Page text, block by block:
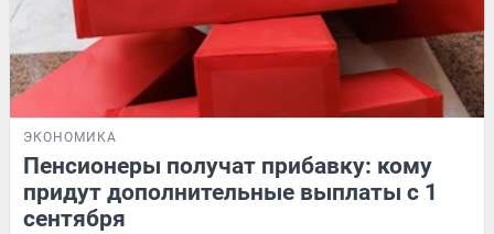
ЭКОНОМИКА
Пенсионеры получат прибавку: кому
придут дополнительные выплаты с 1
сентября